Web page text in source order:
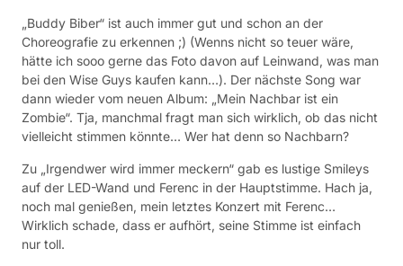
„Buddy Biber“ ist auch immer gut und schon an der
Choreografie zu erkennen ;) (Wenns nicht so teuer wäre,
hätte ich sooo gerne das Foto davon auf Leinwand, was man
bei den Wise Guys kaufen kann…). Der nächste Song war
dann wieder vom neuen Album: „Mein Nachbar ist ein
Zombie“. Tja, manchmal fragt man sich wirklich, ob das nicht
vielleicht stimmen könnte… Wer hat denn so Nachbarn?
Zu „Irgendwer wird immer meckern“ gab es lustige Smileys
auf der LED-Wand und Ferenc in der Hauptstimme. Hach ja,
noch mal genießen, mein letztes Konzert mit Ferenc…
Wirklich schade, dass er aufhört, seine Stimme ist einfach
nur toll.